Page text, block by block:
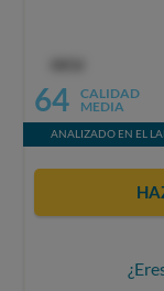
64
CALIDAD
MEDIA
ANALIZADO EN EL